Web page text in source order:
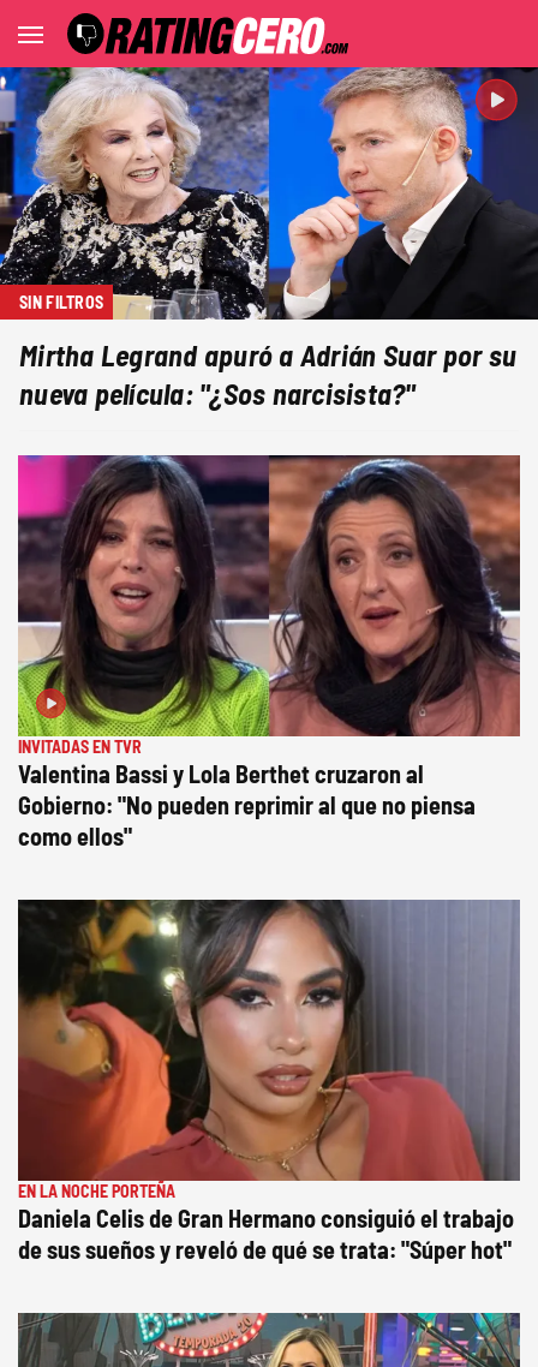
SIN FILTROS
Mirtha Legrand apuró a Adrián Suar por su
nueva película: "¿Sos narcisista?"
INVITADAS EN TVR
Valentina Bassi y Lola Berthet cruzaron al
Gobierno: "No pueden reprimir al que no piensa
como ellos"
EN LA NOCHE PORTEÑA
Daniela Celis de Gran Hermano consiguió el trabajo
de sus sueños y reveló de qué se trata: "Súper hot"